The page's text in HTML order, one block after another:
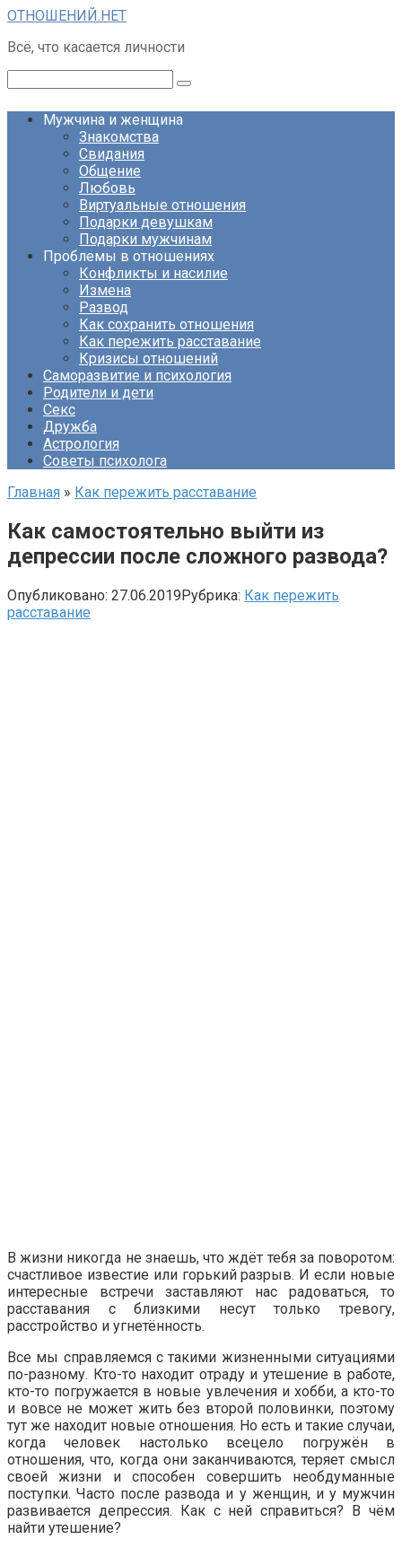
Перейти
контенту
ОТНОШЕНИЙ.НЕТ
Всё, что касается личности
Мужчина и женщина
Знакомства
Свидания
Общение
Любовь
Виртуальные отношения
Подарки девушкам
Подарки мужчинам
Проблемы в отношениях
Конфликты и насилие
Измена
Развод
Как сохранить отношения
Как пережить расставание
Кризисы отношений
Саморазвитие и психология
Родители и дети
Секс
Дружба
Астрология
Советы психолога
Главная » Как пережить расставание
Как самостоятельно выйти из
депрессии после сложного развода?
Опубликовано: 27.06.2019Рубрика: Как пережить
расставание
В жизни никогда не знаешь, что ждёт тебя за поворотом:
счастливое известие или горький разрыв. И если новые
интересные встречи заставляют нас радоваться, то
расставания с близкими несут только тревогу,
расстройство и угнетённость.
Все мы справляемся с такими жизненными ситуациями
по-разному. Кто-то находит отраду и утешение в работе,
кто-то погружается в новые увлечения и хобби, а кто-то
и вовсе не может жить без второй половинки, поэтому
тут же находит новые отношения. Но есть и такие случаи,
когда человек настолько всецело погружён в
отношения, что, когда они заканчиваются, теряет смысл
своей жизни и способен совершить необдуманные
поступки. Часто после развода и у женщин, и у мужчин
развивается депрессия. Как с ней справиться? В чём
найти утешение?